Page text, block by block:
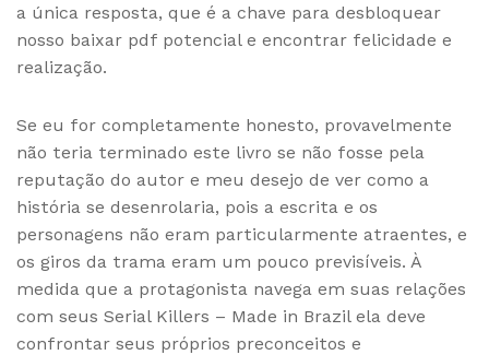
a única resposta, que é a chave para desbloquear
nosso baixar pdf potencial e encontrar felicidade e
realização.
Se eu for completamente honesto, provavelmente
não teria terminado este livro se não fosse pela
reputação do autor e meu desejo de ver como a
história se desenrolaria, pois a escrita e os
personagens não eram particularmente atraentes, e
os giros da trama eram um pouco previsíveis. À
medida que a protagonista navega em suas relações
com seus Serial Killers – Made in Brazil ela deve
confrontar seus próprios preconceitos e